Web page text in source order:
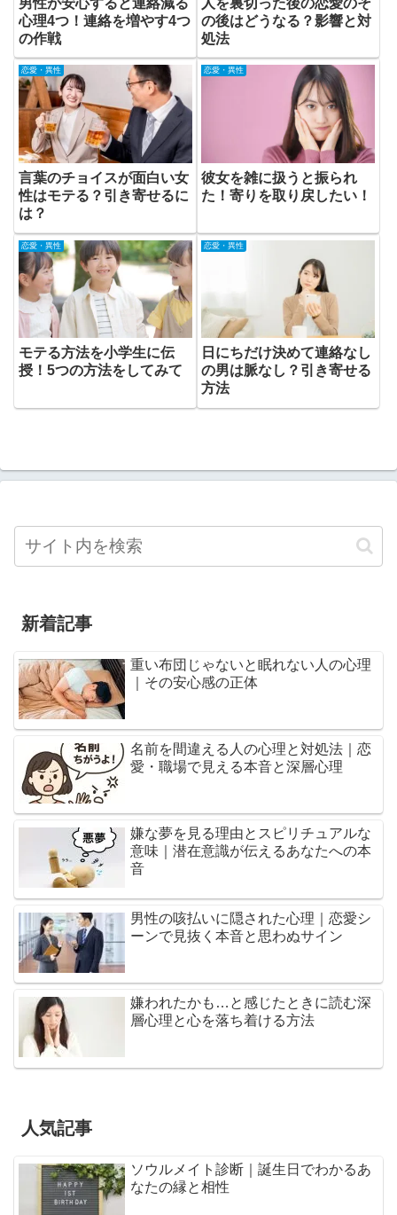
男性が安心すると連絡減る
心理4つ！連絡を増やす4つ
の作戦
人を裏切った後の恋愛のそ
の後はどうなる？影響と対
処法
恋愛・異性
言葉のチョイスが面白い女
性はモテる？引き寄せるに
は？
恋愛・異性
彼女を雑に扱うと振られ
た！寄りを取り戻したい！
恋愛・異性
モテる方法を小学生に伝
授！5つの方法をしてみて
恋愛・異性
日にちだけ決めて連絡なし
の男は脈なし？引き寄せる
方法
新着記事
重い布団じゃないと眠れない人の心理
｜その安心感の正体
名前を間違える人の心理と対処法｜恋
愛・職場で見える本音と深層心理
嫌な夢を見る理由とスピリチュアルな
意味｜潜在意識が伝えるあなたへの本
音
男性の咳払いに隠された心理｜恋愛シ
ーンで見抜く本音と思わぬサイン
嫌われたかも…と感じたときに読む深
層心理と心を落ち着ける方法
人気記事
ソウルメイト診断｜誕生日でわかるあ
なたの縁と相性